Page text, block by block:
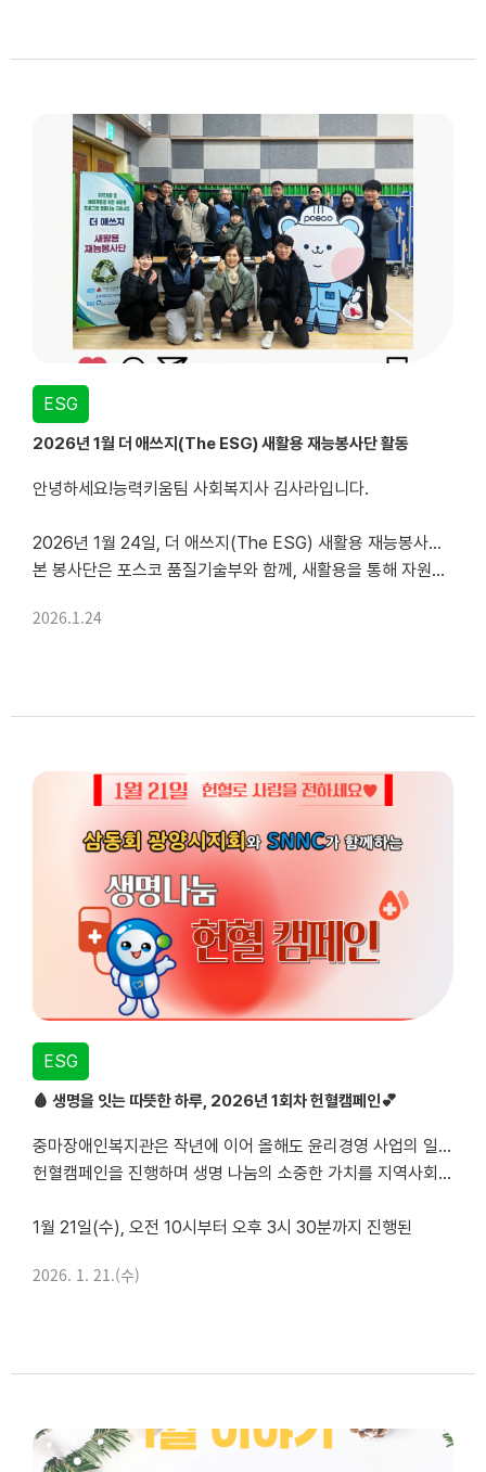
ESG
2026년 1월 더 애쓰지(The ESG) 새활용 재능봉사단 활동
안녕하세요!능력키움팀 사회복지사 김사라입니다.
2026년 1월 24일, 더 애쓰지(The ESG) 새활용 재능봉사단의 첫 시작을 알리는자원봉사자 교육과 함께 2025년 활동 보고 및 2026년 봉사단 일정 안내를 진행하였습니다.
본 봉사단은 포스코 품질기술부와 함께, 새활용을 통해 자원의 가치를 확장하고 지역사회에 긍정적인 변화를 만들어 ...
2026.1.24
ESG
🩸 생명을 잇는 따뜻한 하루, 2026년 1회차 헌혈캠페인💕
중마장애인복지관은 작년에 이어 올해도 윤리경영 사업의 일환으로
헌혈캠페인을 진행하며 생명 나눔의 소중한 가치를 지역사회와 함께 실천하고 있습니다.
1월 21일(수), 오전 10시부터 오후 3시 30분까지 진행된
이 중 22명이 실제로 헌혈에 참여...
2026. 1. 21.(수)